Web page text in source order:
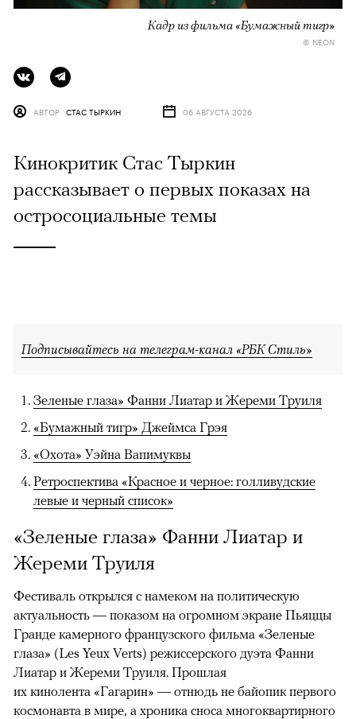
Кадр из фильма «Бумажный тигр»
© NEON
АВТОР СТАС ТЫРКИН 06 АВГУСТА 2026
Кинокритик Стас Тыркин
рассказывает о первых показах на
остросоциальные темы
Подписывайтесь на телеграм-канал «РБК Стиль»
Зеленые глаза» Фанни Лиатар и Жереми Труиля
«Бумажный тигр» Джеймса Грэя
«Охота» Уэйна Вапимуквы
Ретроспектива «Красное и черное: голливудские
левые и черный список»
«Зеленые глаза» Фанни Лиатар и
Жереми Труиля
Фестиваль открылся с намеком на политическую
актуальность — показом на огромном экране Пьяццы
Гранде камерного французского фильма «Зеленые
глаза» (Les Yeux Verts) режиссерского дуэта Фанни
Лиатар и Жереми Труиля. Прошлая
их кинолента «Гагарин» — отнюдь не байопик первого
космонавта в мире, а хроника сноса многоквартирного